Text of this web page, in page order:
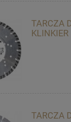
TARCZA
KLINKIER
TARCZA